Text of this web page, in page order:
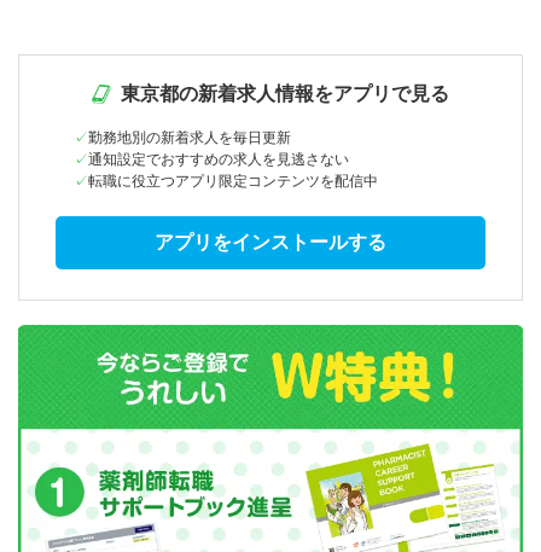
東京都の新着求人情報をアプリで見る
勤務地別の新着求人を毎日更新
通知設定でおすすめの求人を見逃さない
転職に役立つアプリ限定コンテンツを配信中
アプリをインストールする